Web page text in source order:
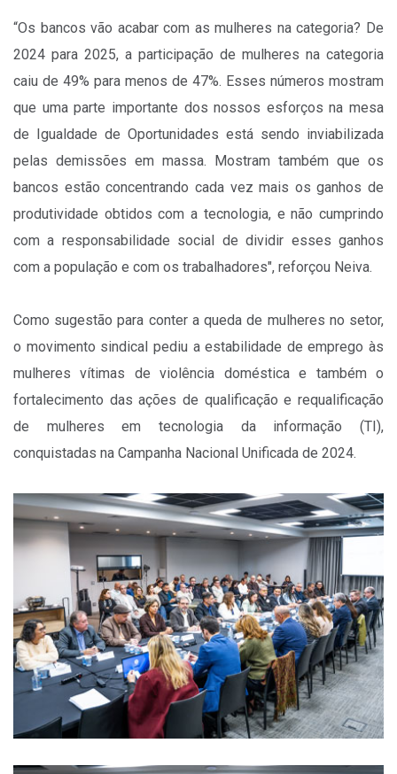
“Os bancos vão acabar com as mulheres na categoria? De
2024 para 2025, a participação de mulheres na categoria
caiu de 49% para menos de 47%. Esses números mostram
que uma parte importante dos nossos esforços na mesa
de Igualdade de Oportunidades está sendo inviabilizada
pelas demissões em massa. Mostram também que os
bancos estão concentrando cada vez mais os ganhos de
produtividade obtidos com a tecnologia, e não cumprindo
com a responsabilidade social de dividir esses ganhos
com a população e com os trabalhadores", reforçou Neiva.
Como sugestão para conter a queda de mulheres no setor,
o movimento sindical pediu a estabilidade de emprego às
mulheres vítimas de violência doméstica e também o
fortalecimento das ações de qualificação e requalificação
de mulheres em tecnologia da informação (TI),
conquistadas na Campanha Nacional Unificada de 2024.